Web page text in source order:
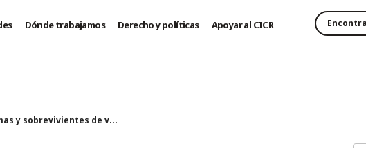
Dónde trabajamos Derecho y políticas Apoyar al CICR
y sobrevivientes de v...